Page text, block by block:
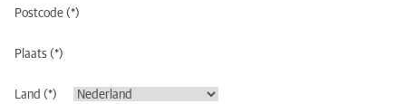
Postcode
Plaats
Land